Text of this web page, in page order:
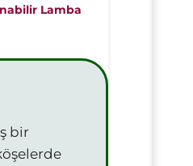
Lamba
bir